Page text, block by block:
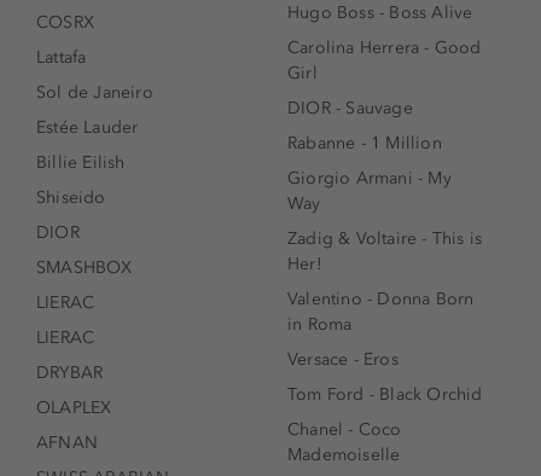
COSRX
Lattafa
Sol de Janeiro
Estée Lauder
Billie Eilish
Shiseido
DIOR
SMASHBOX
LIERAC
LIERAC
DRYBAR
OLAPLEX
AFNAN
Hugo Boss - Boss Alive
Carolina Herrera - Good
Girl
DIOR - Sauvage
Rabanne - 1 Million
Giorgio Armani - My
Way
Zadig & Voltaire - This is
Her!
Valentino - Donna Born
in Roma
Versace - Eros
Tom Ford - Black Orchid
Chanel - Coco
Mademoiselle